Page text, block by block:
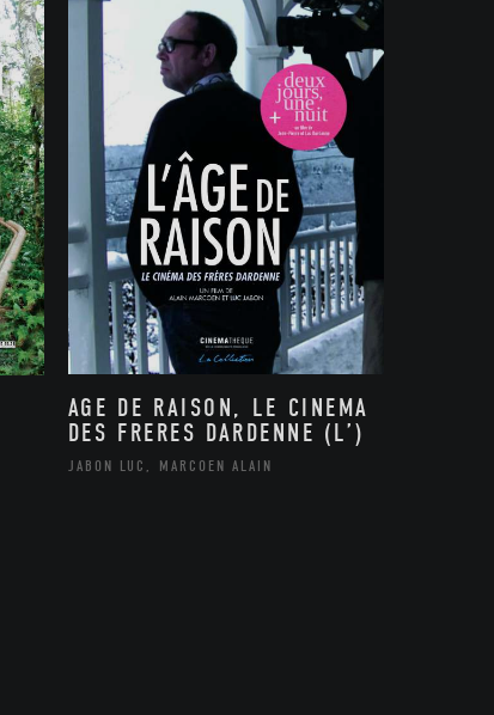
AGE DE RAISON, LE CINEMA
DES FRERES DARDENNE (L’)
JABON LUC, MARCOEN ALAIN